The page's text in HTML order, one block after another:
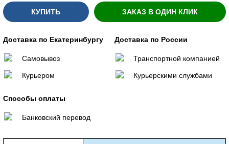
КУПИТЬ ЗАКАЗ В ОДИН КЛИК
Доставка по Екатеринбургу
Самовывоз
Курьером
Доставка по России
Транспортной компанией
Курьерскими службами
Способы оплаты
Банковский перевод